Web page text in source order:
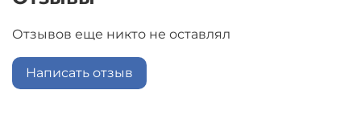
Отзывов еще никто не оставлял
Написать отзыв